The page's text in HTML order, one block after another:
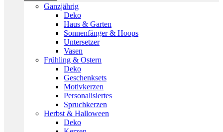
Ganzjährig
Deko
Haus & Garten
Sonnenfänger & Hoops
Untersetzer
Vasen
Frühling & Ostern
Deko
Geschenksets
Motivkerzen
Personalisiertes
Spruchkerzen
Herbst & Halloween
Deko